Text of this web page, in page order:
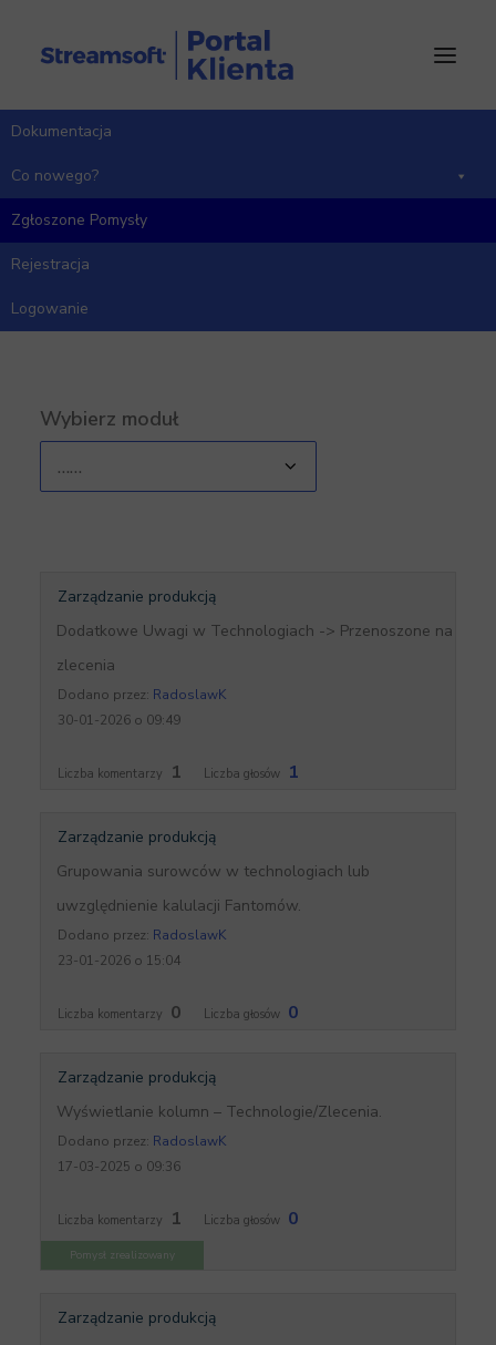
Dokumentacja
Co nowego?
Zgłoszone Pomysły
Rejestracja
Logowanie
Strona Główna
Zarządzanie Produkcją - zgłoszone
pomysły
Wybierz moduł
Zarządzanie produkcją
Dodatkowe Uwagi w Technologiach -> Przenoszone na
zlecenia
Dodano przez: RadoslawK
30-01-2026 o 09:49
Liczba komentarzy 1 Liczba głosów 1
Zarządzanie produkcją
Grupowania surowców w technologiach lub
uwzględnienie kalulacji Fantomów.
Dodano przez: RadoslawK
23-01-2026 o 15:04
Liczba komentarzy 0 Liczba głosów 0
Zarządzanie produkcją
Wyświetlanie kolumn – Technologie/Zlecenia.
Dodano przez: RadoslawK
17-03-2025 o 09:36
Liczba komentarzy 1 Liczba głosów 0
Pomysł zrealizowany
Zarządzanie produkcją